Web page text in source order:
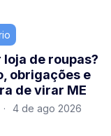
loja de roupas?
obrigações e
de virar ME
· 4 de ago 2026